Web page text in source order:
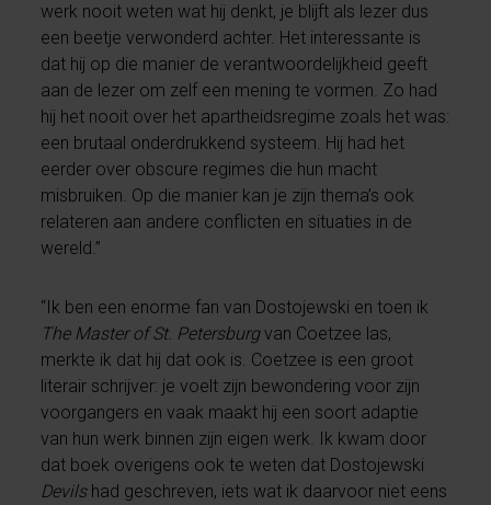
werk nooit weten wat hij denkt, je blijft als lezer dus
een beetje verwonderd achter. Het interessante is
dat hij op die manier de verantwoordelijkheid geeft
aan de lezer om zelf een mening te vormen. Zo had
hij het nooit over het apartheidsregime zoals het was:
een brutaal onderdrukkend systeem. Hij had het
eerder over obscure regimes die hun macht
misbruiken. Op die manier kan je zijn thema’s ook
relateren aan andere conflicten en situaties in de
wereld.”
“Ik ben een enorme fan van Dostojewski en toen ik
The Master of St. Petersburgvan Coetzee las,
merkte ik dat hij dat ook is. Coetzee is een groot
literair schrijver: je voelt zijn bewondering voor zijn
voorgangers en vaak maakt hij een soort adaptie
van hun werk binnen zijn eigen werk. Ik kwam door
dat boek overigens ook te weten dat Dostojewski
Devils had geschreven, iets wat ik daarvoor niet eens